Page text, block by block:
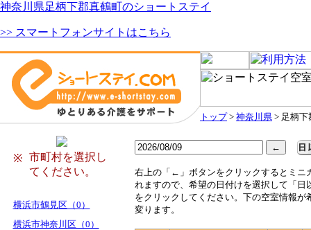
神奈川県足柄下郡真鶴町のショートステイ
>> スマートフォンサイトはこちら
トップ> 神奈川県 > 足柄下
※
市町村を選択し
てください。
横浜市鶴見区（0）
横浜市神奈川区（0）
右上の「←」ボタンをクリックするとミニ
れますので、希望の日付けを選択して「日
をクリックしてください。下の空室情報が
変ります。